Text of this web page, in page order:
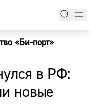
«Би-порт»
в РФ:
новые